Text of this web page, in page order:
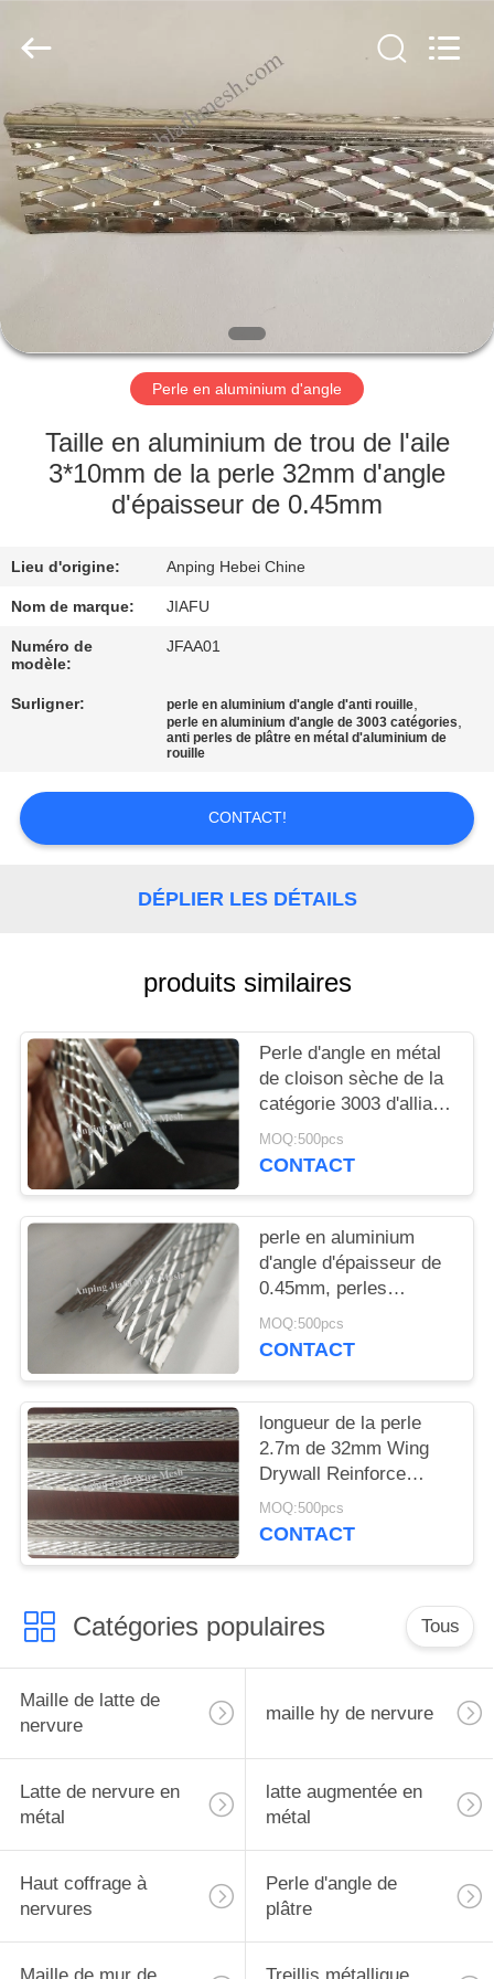
MAISON
DES
PRODUITS
SUJET
DE
VISITE
D'USINE
CONTRÔLE
DE
QUALITÉ
CONTACTEZ-
DEMANDEZ
CITATION
SITE
PRIVACY
POLICY
WIRE
MESH
Rights
Reserved.
Perle en aluminium d'angle
Taille en aluminium de trou de l'aile
3*10mm de la perle 32mm d'angle
d'épaisseur de 0.45mm
Lieu d'origine: Anping Hebei Chine
Nom de marque: JIAFU
Numéro de
modèle:
JFAA01
Surligner: perle en aluminium d'angle d'anti rouille,
perle en aluminium d'angle de 3003 catégories,
anti perles de plâtre en métal d'aluminium de
rouille
CONTACT!
DÉPLIER LES DÉTAILS
produits similaires
Perle d'angle en métal
de cloison sèche de la
catégorie 3003 d'alliage
d'aluminium augmentée
avec la bride renforcée
MOQ:500pcs
CONTACT
perle en aluminium
d'angle d'épaisseur de
0.45mm, perles
augmentées de plâtre
de coin en métal
MOQ:500pcs
CONTACT
longueur de la perle
2.7m de 32mm Wing
Drywall Reinforce
Aluminum Angle
MOQ:500pcs
CONTACT
Catégories populaires Tous
Maille de latte de
nervure
maille hy de nervure
Latte de nervure en
métal
latte augmentée en
métal
Haut coffrage à
nervures
Perle d'angle de
plâtre